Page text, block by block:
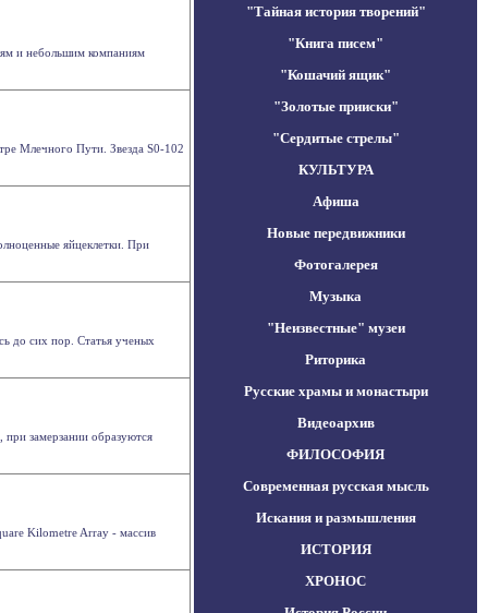
и небольшим компаниям
Млечного Пути. Звезда S0-102
яйцеклетки. При
до сих пор. Статья ученых
замерзании образуются
Kilometre Array - массив
"Тайная история творений"
"Книга писем"
"Кошачий ящик"
"Золотые прииски"
"Сердитые стрелы"
КУЛЬТУРА
Афиша
Новые передвижники
Фотогалерея
Музыка
"Неизвестные" музеи
Риторика
Русские храмы и монастыри
Видеоархив
ФИЛОСОФИЯ
Современная русская мысль
Искания и размышления
ИСТОРИЯ
ХРОНОС